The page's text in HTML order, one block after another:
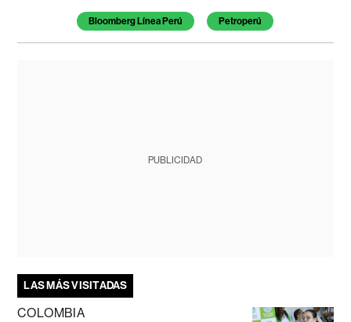
Bloomberg Línea Perú Petroperú
PUBLICIDAD
LAS MÁS VISITADAS
COLOMBIA